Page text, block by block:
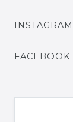
INSTAGRAM
FACEBOOK